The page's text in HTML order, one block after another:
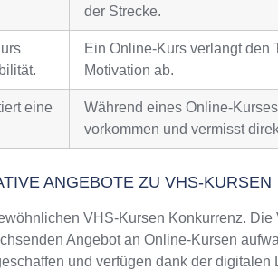
der Strecke.
Ein Online-Kurs verlangt den
Motivation ab.
eine
Während eines Online-
vorkommen und vermisst
ANGEBOTE ZU VHS-KURSEN
VHS-Kursen Konkurrenz.
Angebot an Online-Kursen
und verfügen dank der